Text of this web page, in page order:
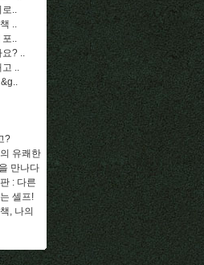
로..
..
포..
요? ..
고 ..
?
유쾌한
만나다
: 다른
셀프!
, 나의